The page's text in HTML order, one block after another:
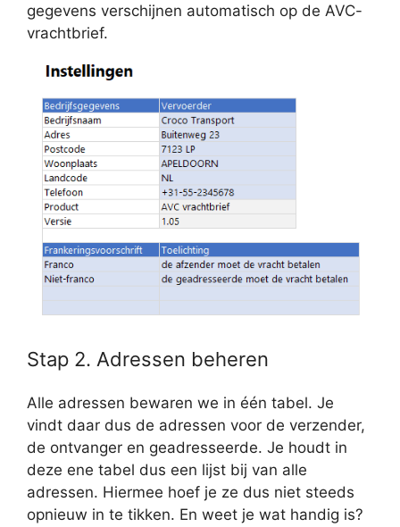
gegevens verschijnen automatisch op de AVC-
vrachtbrief.
Stap 2. Adressen beheren
Alle adressen bewaren we in één tabel. Je
vindt daar dus de adressen voor de verzender,
de ontvanger en geadresseerde. Je houdt in
deze ene tabel dus een lijst bij van alle
adressen. Hiermee hoef je ze dus niet steeds
opnieuw in te tikken. En weet je wat handig is?